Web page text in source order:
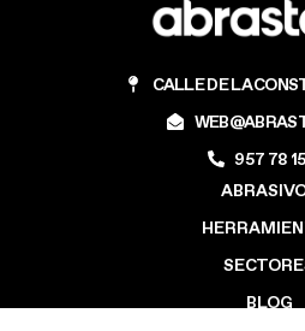
BLOG
CALLE DE LA
957 78